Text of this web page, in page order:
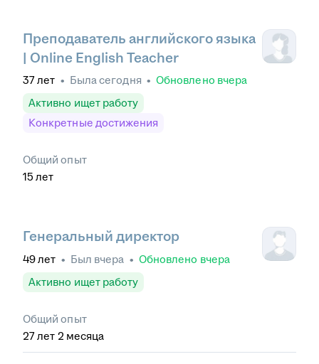
Преподаватель английского языка
| Online English Teacher
37лет • Быласегодня • Обновлено вчера
Активно ищет работу
Конкретные достижения
Общий опыт
15 лет
Генеральный директор
49лет • Был вчера • Обновлено вчера
Активно ищет работу
Общий опыт
27лет 2 месяца